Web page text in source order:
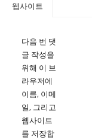
웹사이트
다음 번 댓
글 작성을
위해 이 브
라우저에
이름, 이메
일, 그리고
웹사이트
를 저장합